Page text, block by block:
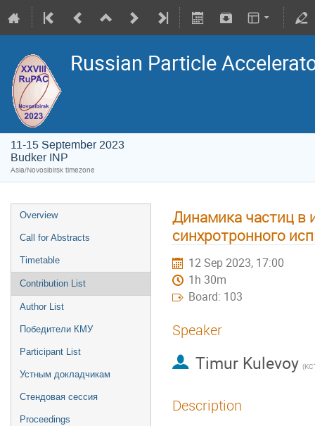
Russian Particle
11-15 September 2023
Budker INP
Asia/Novosibirsk timezone
Overview
Call for Abstracts
Timetable
Contribution List
Author List
Победители КМУ
Participant List
Устным докладчикам
Стендовая сессия
Proceedings
Динамика частиц в
синхротронного
12 Sep 2023, 17:00
1h 30m
Board: 103
Speaker
Timur Kulevoy
Description